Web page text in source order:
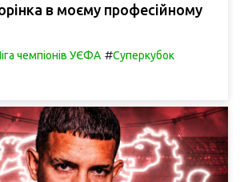
в моєму професійному
чемпіонів УЄФА #Суперкубок